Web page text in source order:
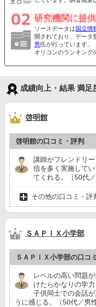
研究機関に提
ソースデータは 国立情
開されており、データ
男 氏が行っています。
オリコンのランキング
成績向上・結果 満足
啓明館
啓明館の口コミ・評判
講師がフレンドリ
信を多く実施して
てくれる。（50代／
その他の口コミ・評
ＳＡＰＩＸ小学部
ＳＡＰＩＸ小学部の口コ
レベルの高い問題
けたらかなりの学
子供同士での会話
うに感じる。（50代／男性